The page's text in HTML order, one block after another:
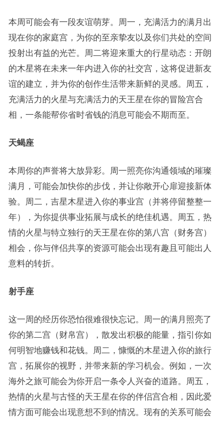
本周可能会有一段友谊萌芽。周一，充满活力的满月出
现在你的家庭宫，为你的至亲挚友以及你们共处的空间
投射出有益的光芒。周二将迎来重大的行星动态：开朗
的木星将在未来一年内进入你的社交宫，这将促进新友
谊的建立，并为你的创作生活带来新鲜的灵感。周五，
充满活力的火星与充满活力的天王星在你的冒险宫合
相，一条能帮你省时省钱的消息可能会不期而至。
天蝎座
本周你的声誉将大放异彩。周一照亮你沟通领域的璀璨
满月，可能会加快你的步伐，并让你敞开心扉迎接新体
验。周二，吉星木星进入你的事业宫（并将停留整整一
年），为你提供事业拓展与成长的绝佳机遇。周五，热
情的火星与特立独行的天王星在你的第八宫（财务宫）
相会，你与伴侣共享的资源可能会出现有趣且可能出人
意料的转折。
射手座
这一周的经历你恐怕很难很快忘记。周一的满月照亮了
你的第二宫（财帛宫），散发出积极的能量，指引你如
何明智地赚钱和花钱。周二，慷慨的木星进入你的旅行
宫，拓展你的视野，并带来新的学习机会。例如，一次
海外之旅可能会为你开启一条令人兴奋的道路。周五，
热情的火星与古怪的天王星在你的伴侣宫合相，因此爱
情方面可能会出现意想不到的情况。现有的关系可能会